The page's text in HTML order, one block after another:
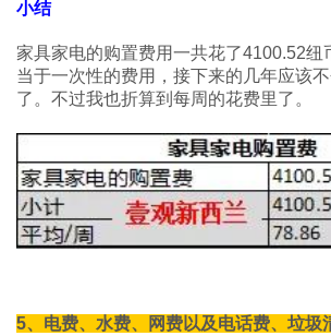
小结
家具家电的购置费用一共花了4100.52纽
当于一次性的费用，接下来的几年应该
了。不过我也折算到每周的花费里了。
5、电费、水费、网费以及电话费、垃圾